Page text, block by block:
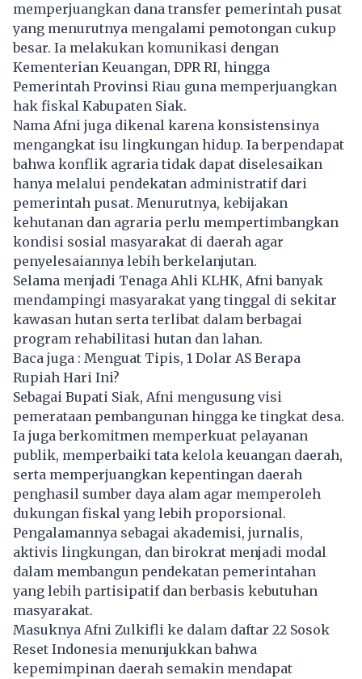
memperjuangkan dana transfer pemerintah pusat
yang menurutnya mengalami pemotongan cukup
besar. Ia melakukan komunikasi dengan
Kementerian Keuangan, DPR RI, hingga
Pemerintah Provinsi Riau guna memperjuangkan
hak fiskal Kabupaten Siak.
Nama Afni juga dikenal karena konsistensinya
mengangkat isu lingkungan hidup. Ia berpendapat
bahwa konflik agraria tidak dapat diselesaikan
hanya melalui pendekatan administratif dari
pemerintah pusat. Menurutnya, kebijakan
kehutanan dan agraria perlu mempertimbangkan
kondisi sosial masyarakat di daerah agar
penyelesaiannya lebih berkelanjutan.
Selama menjadi Tenaga Ahli KLHK, Afni banyak
mendampingi masyarakat yang tinggal di sekitar
kawasan hutan serta terlibat dalam berbagai
program rehabilitasi hutan dan lahan.
Baca juga : Menguat Tipis, 1 Dolar AS Berapa
Rupiah Hari Ini?
Sebagai Bupati Siak, Afni mengusung visi
pemerataan pembangunan hingga ke tingkat desa.
Ia juga berkomitmen memperkuat pelayanan
publik, memperbaiki tata kelola keuangan daerah,
serta memperjuangkan kepentingan daerah
penghasil sumber daya alam agar memperoleh
dukungan fiskal yang lebih proporsional.
Pengalamannya sebagai akademisi, jurnalis,
aktivis lingkungan, dan birokrat menjadi modal
dalam membangun pendekatan pemerintahan
yang lebih partisipatif dan berbasis kebutuhan
masyarakat.
Masuknya Afni Zulkifli ke dalam daftar 22 Sosok
Reset Indonesia menunjukkan bahwa
kepemimpinan daerah semakin mendapat